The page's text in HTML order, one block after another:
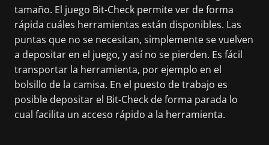
tamaño. El juego Bit-Check permite ver de forma
rápida cuáles herramientas están disponibles. Las
puntas que no se necesitan, simplemente se vuelven
a depositar en el juego, y así no se pierden. Es fácil
transportar la herramienta, por ejemplo en el
bolsillo de la camisa. En el puesto de trabajo es
posible depositar el Bit-Check de forma parada lo
cual facilita un acceso rápido a la herramienta.